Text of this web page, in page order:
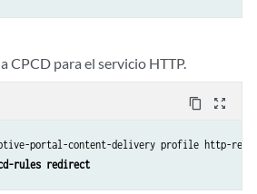
CPCD para el servicio HTTP.
content_copy zoom_out_map
portal-content-delivery profile http-
rules redirect